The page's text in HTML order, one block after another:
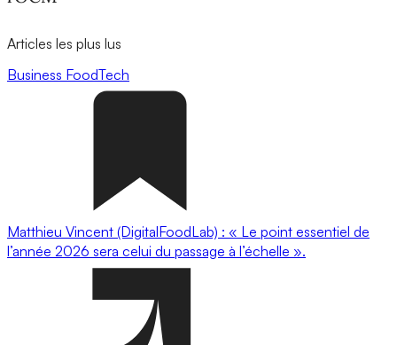
Articles les plus lus
Business FoodTech
Matthieu Vincent (DigitalFoodLab) : « Le point essentiel de
l’année 2026 sera celui du passage à l’échelle ».